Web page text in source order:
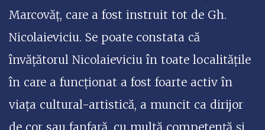
Marcovăț, care a fost instruit tot de Gh.
Nicolaieviciu. Se poate constata că
învățătorul Nicolaieviciu în toate localitățile
în care a funcționat a fost foarte activ în
viața cultural-artistică, a muncit ca dirijor
de cor sau fanfară, cu multă competență și